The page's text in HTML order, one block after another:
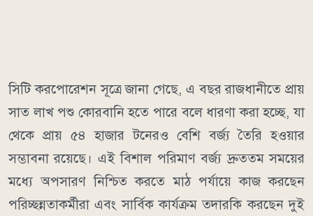
সিটি করপোরেশন সূত্রে জানা গেছে, এ বছর রাজধানীতে প্রায়
সাত লাখ পশু কোরবানি হতে পারে বলে ধারণা করা হচ্ছে, যা
থেকে প্রায় ৫৪ হাজার টনেরও বেশি বর্জ্য তৈরি হওয়ার
সম্ভাবনা রয়েছে। এই বিশাল পরিমাণ বর্জ্য দ্রুততম সময়ের
মধ্যে অপসারণ নিশ্চিত করতে মাঠ পর্যায়ে কাজ করছেন
পরিচ্ছন্নতাকর্মীরা এবং সার্বিক কার্যক্রম তদারকি করছেন দুই